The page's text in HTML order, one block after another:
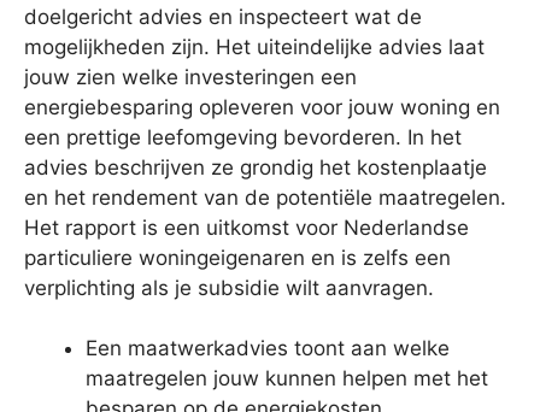
doelgericht advies en inspecteert wat de
mogelijkheden zijn. Het uiteindelijke advies laat
jouw zien welke investeringen een
energiebesparing opleveren voor jouw woning en
een prettige leefomgeving bevorderen. In het
advies beschrijven ze grondig het kostenplaatje
en het rendement van de potentiële maatregelen.
Het rapport is een uitkomst voor Nederlandse
particuliere woningeigenaren en is zelfs een
verplichting als je subsidie wilt aanvragen.
Een maatwerkadvies toont aan welke
maatregelen jouw kunnen helpen met het